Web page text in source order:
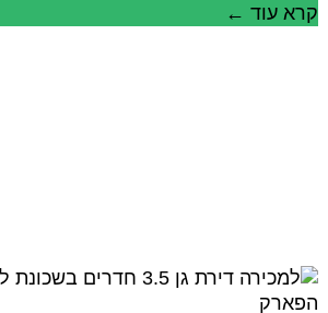
קרא עוד ←